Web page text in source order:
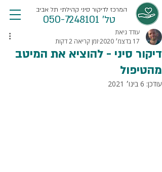
טל' 050-7248101
המרכז לדיקור סיני קהילתי תל אביב
דיקור סיני - להוציא את המיטב
מהטיפול
עודד גיאת
17 בדצמ׳ 2020
זמן קריאה 2 דקות
עודכן: 6 בינו׳ 2021